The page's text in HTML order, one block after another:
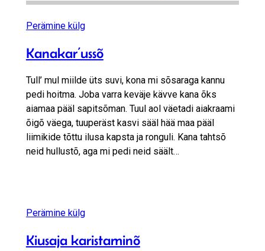
Perämine külg
Kanakar’ussõ
Tull’ mul miilde üts suvi, kona mi sõsaraga kannu
pedi hoitma. Joba varra keväje kävve kana õks
aiamaa pääl sapitsõman. Tuul aol väetadi aiakraami
õigõ väega, tuuperäst kasvi sääl hää maa pääl
liimikide tõttu ilusa kapsta ja ronguli. Kana tahtsõ
neid hullustõ, aga mi pedi neid säält…
Perämine külg
Kiusaja karistaminõ